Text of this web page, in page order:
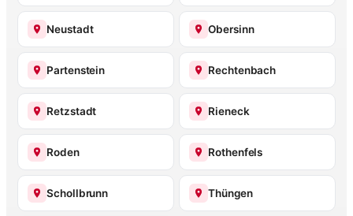
Neustadt Obersinn
Partenstein Rechtenbach
Retzstadt Rieneck
Roden Rothenfels
Schollbrunn Thüngen